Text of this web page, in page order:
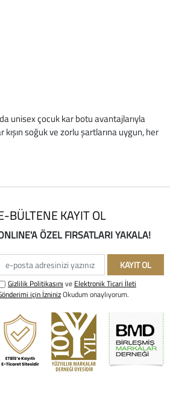
unisex çocuk kar botu avantajlarıyla
soğuk ve zorlu şartlarına uygun, her
BÜLTENE KAYIT OL
ÖZEL FIRSATLARI YAKALA!
e-posta adresinizi yazınız
KAYIT OL
Gizlilik Politikasını ve Elektronik Ticari İleti
için İzninizOkudum onaylıyorum.